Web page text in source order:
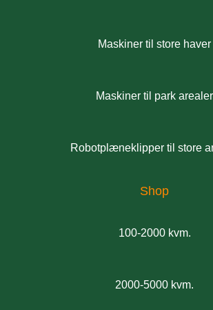
Maskiner til store haver
Maskiner til park arealer
Robotplæneklipper til store
Shop
100-2000 kvm.
2000-5000 kvm.